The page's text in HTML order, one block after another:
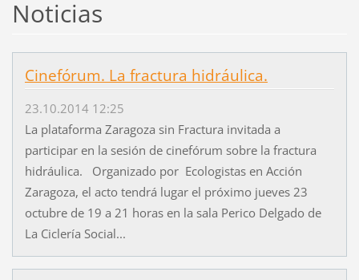
Noticias
Cinefórum. La fractura hidráulica.
23.10.2014 12:25
La plataforma Zaragoza sin Fractura invitada a
participar en la sesión de cinefórum sobre la fractura
hidráulica. Organizado por Ecologistas en Acción
Zaragoza, el acto tendrá lugar el próximo jueves 23
octubre de 19 a 21 horas en la sala Perico Delgado de
La Ciclería Social...